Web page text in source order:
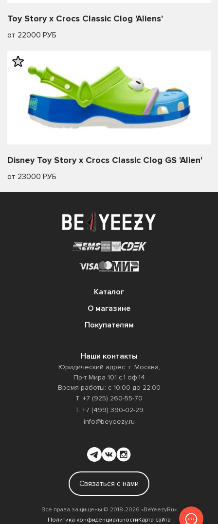
Toy Story x Crocs Classic Clog 'Aliens'
от 22000 РУБ
Disney Toy Story x Crocs Classic Clog GS 'Alien'
от 23000 РУБ
Каталог
О магазине
Покупателям
Наши контакты
Юридический адрес: г. Москва,
Пр-т Мира 101 с.1 оф.14
Время работы: с 10:00 до 22:00
Т. +7 (925) 260-55-70
Т. +7 (499) 390-02-29
info@beyeezy.ru
Связаться с нами
Все права защищены ©️ 2018-2026 «BeYeezyRu»
Политика конфиденциальностиКарта сайта